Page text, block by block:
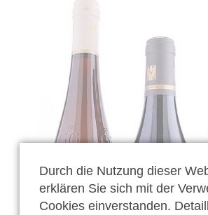
Durch die Nutzung dieser
erklären Sie sich mit der
Cookies einverstanden.